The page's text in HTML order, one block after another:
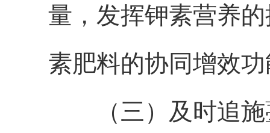
量，发挥钾素营养
素肥料的协同增效
（三）及时追